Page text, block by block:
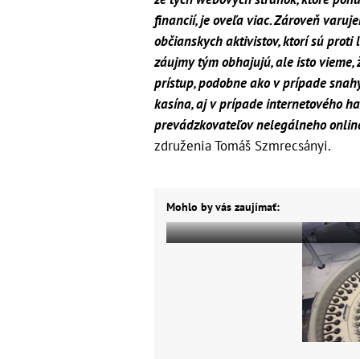
financií, je oveľa viac. Zároveň
občianskych aktivistov, ktorí sú
záujmy tým obhajujú, ale isto
prístup, podobne ako v prípade
kasína, aj v prípade internetového
prevádzkovateľov nelegálneho
združenia Tomáš Szmrecsányi.
Mohlo by vás zaujímať: